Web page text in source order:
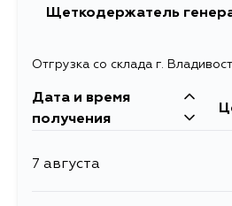
Щеткодержатель
Отгрузка со склада г.
Дата и время
получения
7 августа